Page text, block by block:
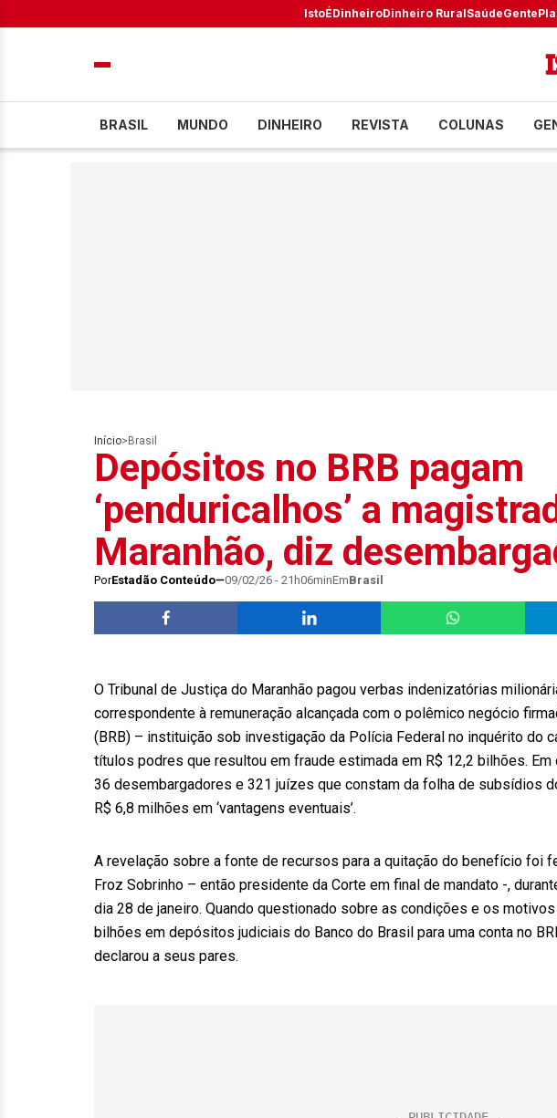
IstoÉDinheiroDinheiro RuralSaúdeGente
BRASIL MUNDO DINHEIRO REVISTA COLUNAS
Início> Brasil
Depósitos no BRB pagam
‘penduricalhos’ a
Maranhão, diz
PorEstadão Conteúdo 09/02/26 - 21h06minEmBrasil
O Tribunal de Justiça do Maranhão pagou verbas indenizatórias
correspondente à remuneração alcançada com o polêmico negócio
(BRB) – instituição sob investigação da Polícia Federal no inquérito do
títulos podres que resultou em fraude estimada em R$ 12,2 bilhões.
36 desembargadores e 321 juízes que constam da folha de subsídios
R$ 6,8 milhões em ‘vantagens eventuais’.
A revelação sobre a fonte de recursos para a quitação do benefício foi
Froz Sobrinho – então presidente da Corte em final de mandato -,
dia 28 de janeiro. Quando questionado sobre as condições e os
bilhões em depósitos judiciais do Banco do Brasil para uma conta no
declarou a seus pares.